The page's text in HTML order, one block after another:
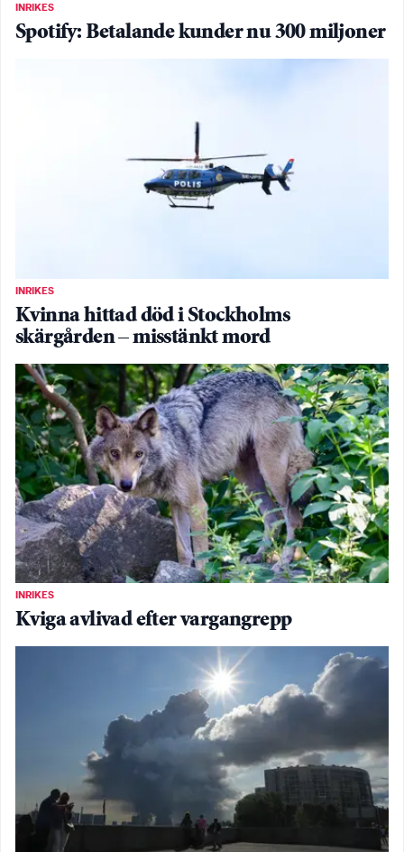
INRIKES
Spotify: Betalande kunder nu 300 miljoner
INRIKES
Kvinna hittad död i Stockholms
skärgården – misstänkt mord
INRIKES
Kviga avlivad efter vargangrepp